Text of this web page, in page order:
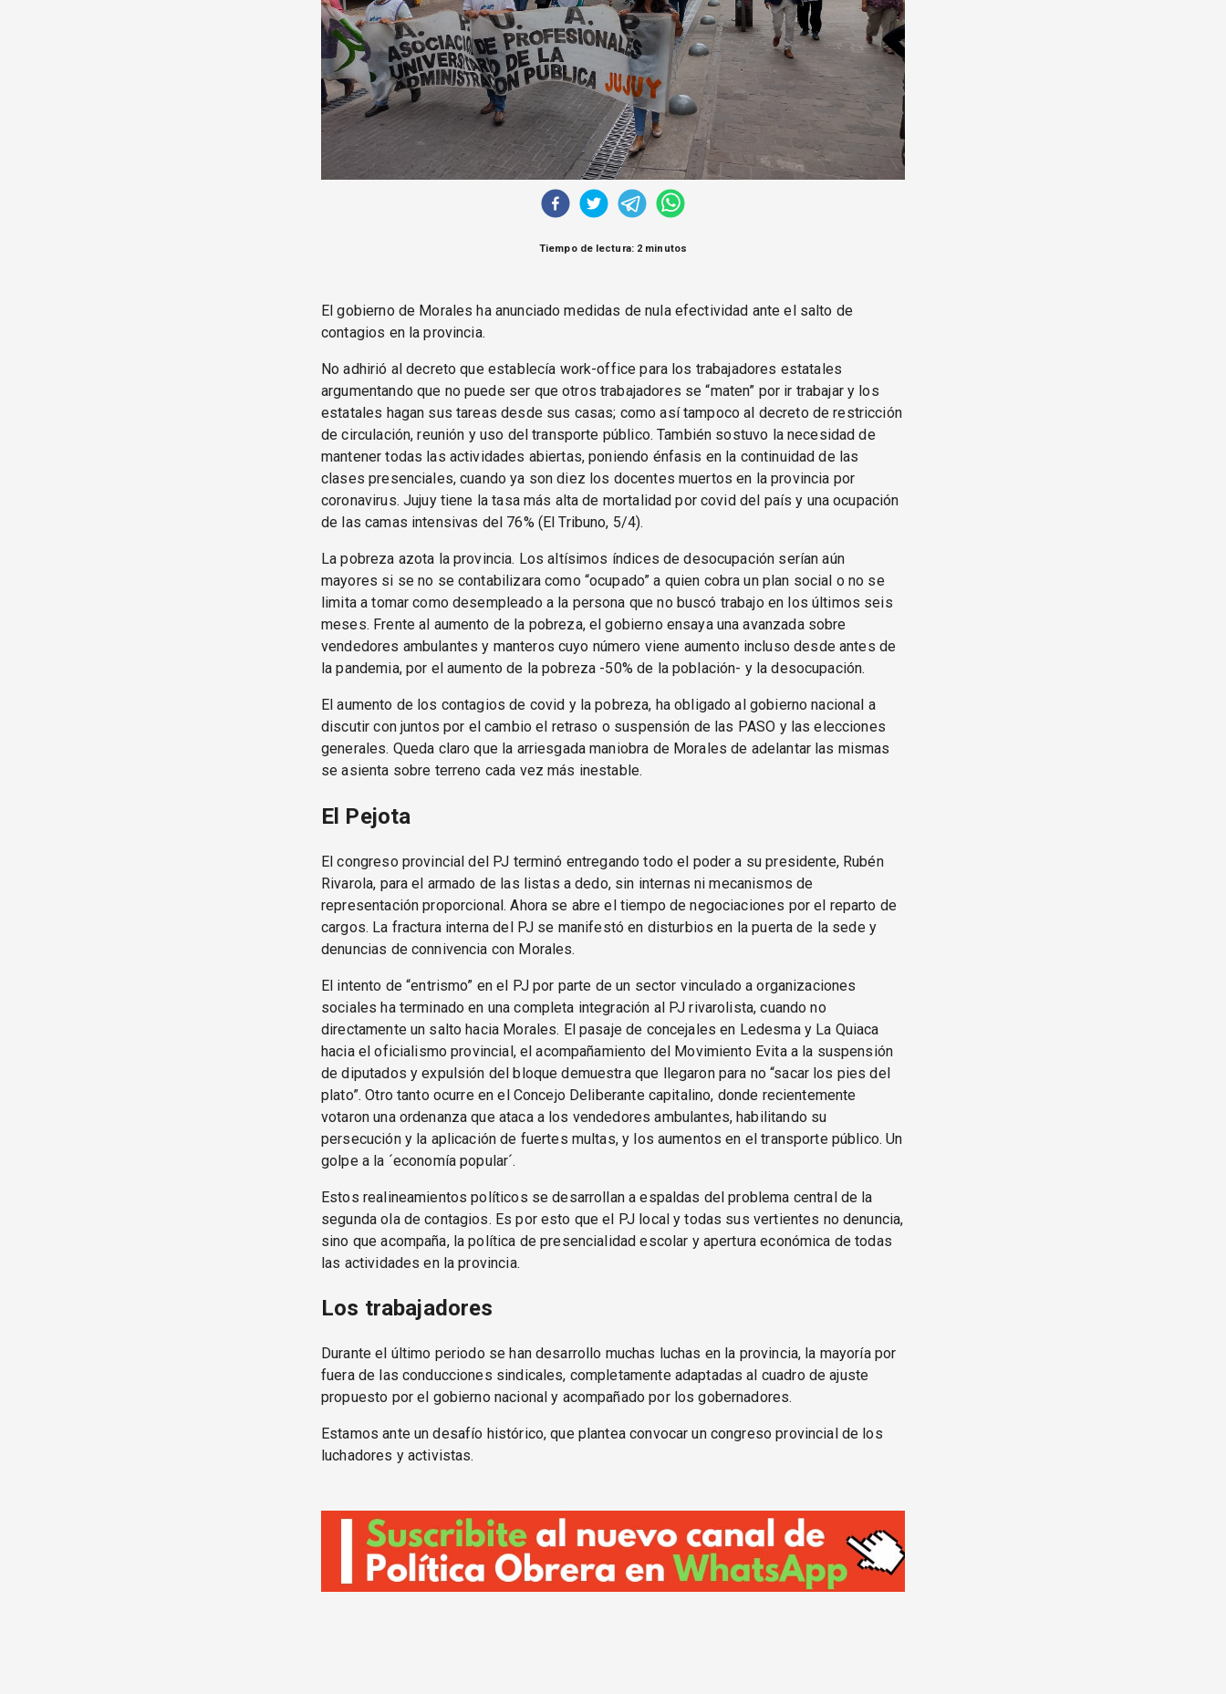
Tiempo de lectura: 2 minutos
El gobierno de Morales ha anunciado medidas de nula efectividad ante el salto de
contagios en la provincia.
No adhirió al decreto que establecía work-office para los trabajadores estatales
argumentando que no puede ser que otros trabajadores se “maten” por ir trabajar y los
estatales hagan sus tareas desde sus casas; como así tampoco al decreto de restricción
de circulación, reunión y uso del transporte público. También sostuvo la necesidad de
mantener todas las actividades abiertas, poniendo énfasis en la continuidad de las
clases presenciales, cuando ya son diez los docentes muertos en la provincia por
coronavirus. Jujuy tiene la tasa más alta de mortalidad por covid del país y una ocupación
de las camas intensivas del 76% (El Tribuno, 5/4).
La pobreza azota la provincia. Los altísimos índices de desocupación serían aún
mayores si se no se contabilizara como “ocupado” a quien cobra un plan social o no se
limita a tomar como desempleado a la persona que no buscó trabajo en los últimos seis
meses. Frente al aumento de la pobreza, el gobierno ensaya una avanzada sobre
vendedores ambulantes y manteros cuyo número viene aumento incluso desde antes de
la pandemia, por el aumento de la pobreza -50% de la población- y la desocupación.
El aumento de los contagios de covid y la pobreza, ha obligado al gobierno nacional a
discutir con juntos por el cambio el retraso o suspensión de las PASO y las elecciones
generales. Queda claro que la arriesgada maniobra de Morales de adelantar las mismas
se asienta sobre terreno cada vez más inestable.
El Pejota
El congreso provincial del PJ terminó entregando todo el poder a su presidente, Rubén
Rivarola, para el armado de las listas a dedo, sin internas ni mecanismos de
representación proporcional. Ahora se abre el tiempo de negociaciones por el reparto de
cargos. La fractura interna del PJ se manifestó en disturbios en la puerta de la sede y
denuncias de connivencia con Morales.
El intento de “entrismo” en el PJ por parte de un sector vinculado a organizaciones
sociales ha terminado en una completa integración al PJ rivarolista, cuando no
directamente un salto hacia Morales. El pasaje de concejales en Ledesma y La Quiaca
hacia el oficialismo provincial, el acompañamiento del Movimiento Evita a la suspensión
de diputados y expulsión del bloque demuestra que llegaron para no “sacar los pies del
plato”. Otro tanto ocurre en el Concejo Deliberante capitalino, donde recientemente
votaron una ordenanza que ataca a los vendedores ambulantes, habilitando su
persecución y la aplicación de fuertes multas, y los aumentos en el transporte público. Un
golpe a la ´economía popular´.
Estos realineamientos políticos se desarrollan a espaldas del problema central de la
segunda ola de contagios. Es por esto que el PJ local y todas sus vertientes no denuncia,
sino que acompaña, la política de presencialidad escolar y apertura económica de todas
las actividades en la provincia.
Los trabajadores
Durante el último periodo se han desarrollo muchas luchas en la provincia, la mayoría por
fuera de las conducciones sindicales, completamente adaptadas al cuadro de ajuste
propuesto por el gobierno nacional y acompañado por los gobernadores.
Estamos ante un desafío histórico, que plantea convocar un congreso provincial de los
luchadores y activistas.